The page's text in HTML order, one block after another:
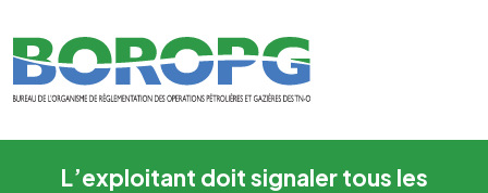
L’exploitant doit signaler tous les